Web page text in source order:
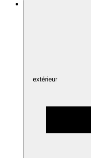
extérieur